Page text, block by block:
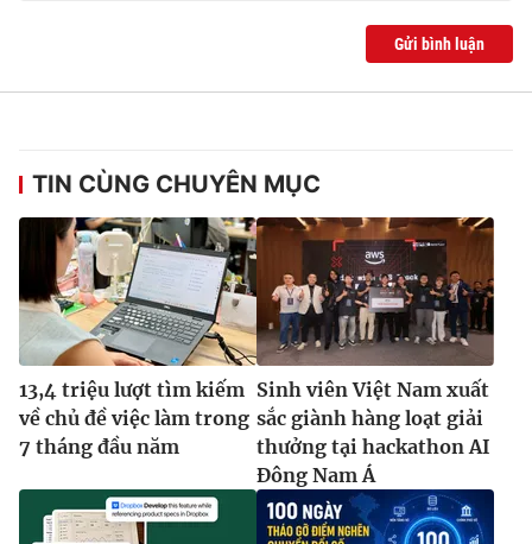
Gửi bình luận
TIN CÙNG CHUYÊN MỤC
13,4 triệu lượt tìm kiếm
về chủ đề việc làm trong
7 tháng đầu năm
Sinh viên Việt Nam xuất
sắc giành hàng loạt giải
thưởng tại hackathon AI
Đông Nam Á